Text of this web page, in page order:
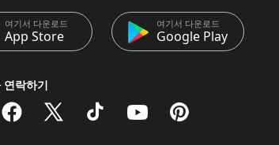
여기서 다운로드
App Store
여기서 다운로드
Google Play
락하기